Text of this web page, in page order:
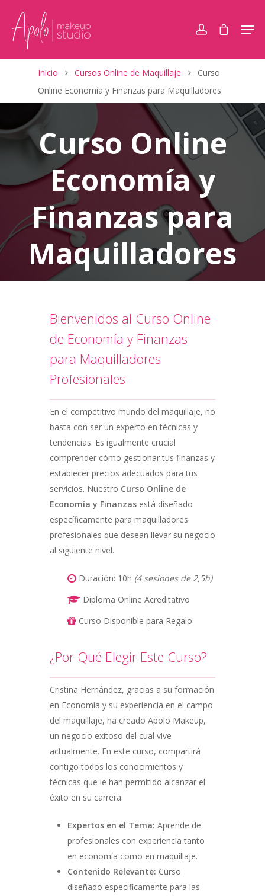
Inicio Cursos Online de Maquillaje
Curso
Online Economía y Finanzas para Maquilladores
Curso Online
Economía y
Finanzas para
Maquilladores
Bienvenidos al Curso Online
de Economía y Finanzas
para Maquilladores
Profesionales
En el competitivo mundo del maquillaje, no
basta con ser un experto en técnicas y
tendencias. Es igualmente crucial
comprender cómo gestionar tus finanzas y
establecer precios adecuados para tus
servicios. Nuestro Curso Online de
Economía y Finanzas está diseñado
específicamente para maquilladores
profesionales que desean llevar su negocio
al siguiente nivel.
Duración: 10h (4 sesiones de 2,5h)
Diploma Online Acreditativo
Curso Disponible para Regalo
¿Por Qué Elegir Este Curso?
Cristina Hernández, gracias a su formación
en Economía y su experiencia en el campo
del maquillaje, ha creado Apolo Makeup,
un negocio exitoso del cual vive
actualmente. En este curso, compartirá
contigo todos los conocimientos y
técnicas que le han permitido alcanzar el
éxito en su carrera.
Expertos en el Tema: Aprende de
profesionales con experiencia tanto
en economía como en maquillaje.
Contenido Relevante: Curso
diseñado específicamente para las